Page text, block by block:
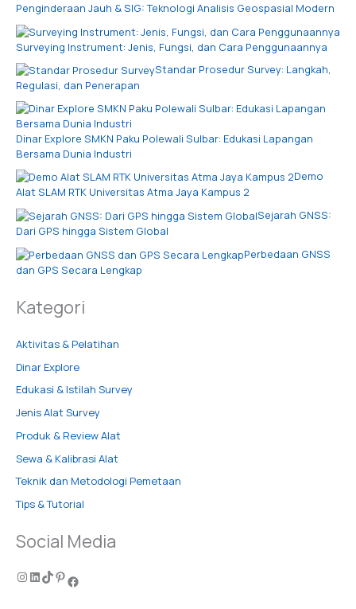
Penginderaan Jauh & SIG: Teknologi Analisis Geospasial Modern
Surveying Instrument: Jenis, Fungsi, dan Cara Penggunaannya
Standar Prosedur Survey: Langkah,
Regulasi, dan Penerapan
Dinar Explore SMKN Paku Polewali Sulbar: Edukasi Lapangan
Bersama Dunia Industri
Demo
Alat SLAM RTK Universitas Atma Jaya Kampus 2
Sejarah GNSS:
Dari GPS hingga Sistem Global
Perbedaan GNSS
dan GPS Secara Lengkap
Kategori
Aktivitas & Pelatihan
Dinar Explore
Edukasi & Istilah Survey
Jenis Alat Survey
Produk & Review Alat
Sewa & Kalibrasi Alat
Teknik dan Metodologi Pemetaan
Tips & Tutorial
Social Media